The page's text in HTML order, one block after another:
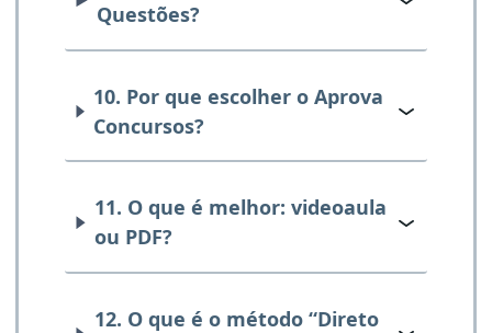
Questões?
10. Por que escolher o Aprova
Concursos?
11. O que é melhor: videoaula
ou PDF?
12. O que é o método “Direto